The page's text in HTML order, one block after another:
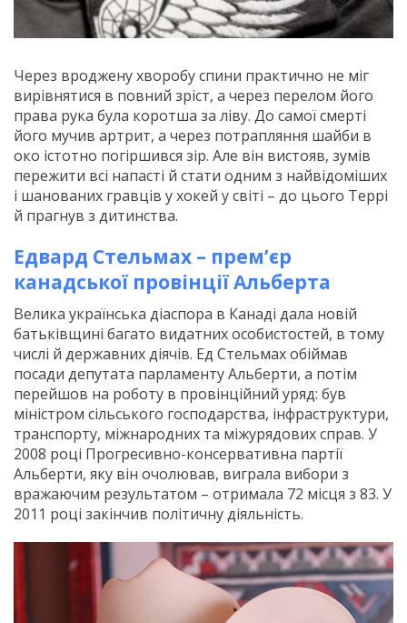
Через вроджену хворобу спини практично не міг
вирівнятися в повний зріст, а через перелом його
права рука була коротша за ліву. До самої смерті
його мучив артрит, а через потрапляння шайби в
око істотно погіршився зір. Але він вистояв, зумів
пережити всі напасті й стати одним з найвідоміших
і шанованих гравців у хокей у світі – до цього Террі
й прагнув з дитинства.
Едвард Стельмах – прем’єр
канадської провінції Альберта
Велика українська діаспора в Канаді дала новій
батьківщині багато видатних особистостей, в тому
числі й державних діячів. Ед Стельмах обіймав
посади депутата парламенту Альберти, а потім
перейшов на роботу в провінційний уряд: був
міністром сільського господарства, інфраструктури,
транспорту, міжнародних та міжурядових справ. У
2008 році Прогресивно-консервативна партії
Альберти, яку він очолював, виграла вибори з
вражаючим результатом – отримала 72 місця з 83. У
2011 році закінчив політичну діяльність.